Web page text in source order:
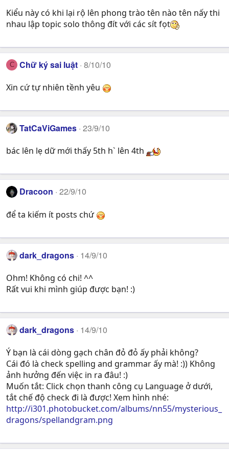
Kiểu này có khi lại rộ lên phong trào tên nào tên nấy thi
nhau lập topic solo thông đít với các sít fọt
C Chữ ký sai luật 8/10/10
Xin cứ tự nhiên tềnh yêu
TatCaViGames 23/9/10
bác lên lẹ dữ mới thấy 5th h` lên 4th
Dracoon 22/9/10
để ta kiếm ít posts chứ
dark_dragons 14/9/10
Ohm! Không có chi! ^^
Rất vui khi mình giúp được bạn! :)
dark_dragons 14/9/10
Ý bạn là cái dòng gạch chân đỏ đỏ ấy phải không?
Cái đó là check spelling and grammar ấy mà! :)) Không
ảnh hưởng đến việc in ra đâu! :)
Muốn tắt: Click chọn thanh công cụ Language ở dưới,
tắt chế độ check đi là được! Xem hình nhé:
http://i301.photobucket.com/albums/nn55/mysterious_
dragons/spellandgram.png